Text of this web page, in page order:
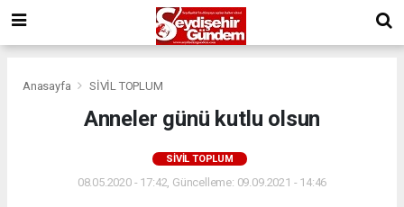
Anasayfa SİVİL TOPLUM
Anneler günü kutlu olsun
SİVİL TOPLUM
08.05.2020 - 17:42, Güncelleme: 09.09.2021 - 14:46